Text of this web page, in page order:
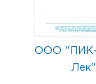
ООО
Лек"